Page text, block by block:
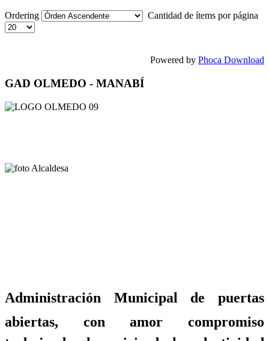
Ordering Cantidad de ítems por página
Powered by Phoca Download
GAD OLMEDO - MANABÍ
Administración Municipal de puertas
abiertas, con amor compromiso